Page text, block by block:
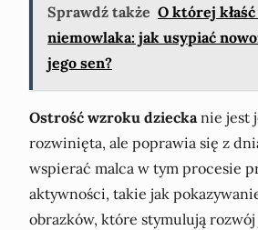
Sprawdź także O której kłaść
niemowlaka: jak usypiać
jego sen?
Ostrość wzroku dzieckanie jest
rozwinięta, ale poprawia się z
wspierać malca w tym procesie
aktywności, takie jak
obrazków, które stymulują rozwój